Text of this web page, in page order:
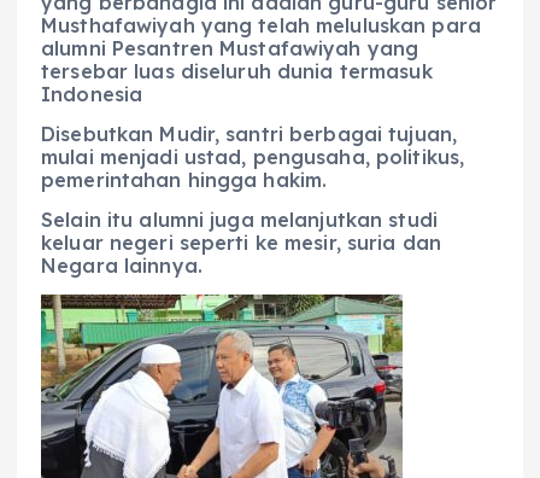
Musthafawiyah yang telah meluluskan para
alumni Pesantren Mustafawiyah yang
tersebar luas diseluruh dunia termasuk
Indonesia
Disebutkan Mudir, santri berbagai tujuan,
mulai menjadi ustad, pengusaha, politikus,
pemerintahan hingga hakim.
Selain itu alumni juga melanjutkan studi
keluar negeri seperti ke mesir, suria dan
Negara lainnya.